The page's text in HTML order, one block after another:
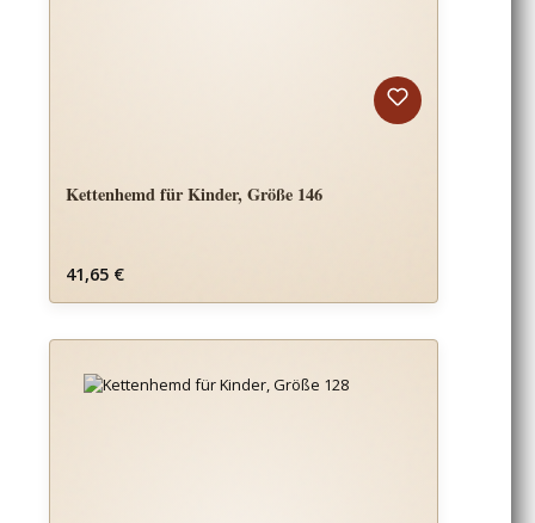
Kettenhemd für Kinder, Größe 146
Regulärer Preis:
41,65 €